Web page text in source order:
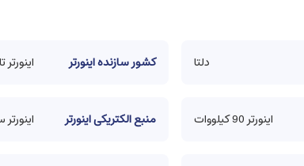
دلتا کشور سازنده اینورتر اینورتر
اینورتر 90 کیلووات منبع الکتریکی اینورتر